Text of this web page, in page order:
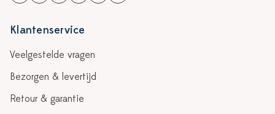
Klantenservice
Veelgestelde vragen
Bezorgen & levertijd
Retour & garantie